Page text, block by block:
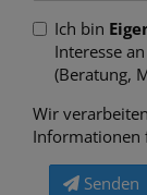
Ich bin
Interesse
(Beratung,
Wir
Informationen
Senden